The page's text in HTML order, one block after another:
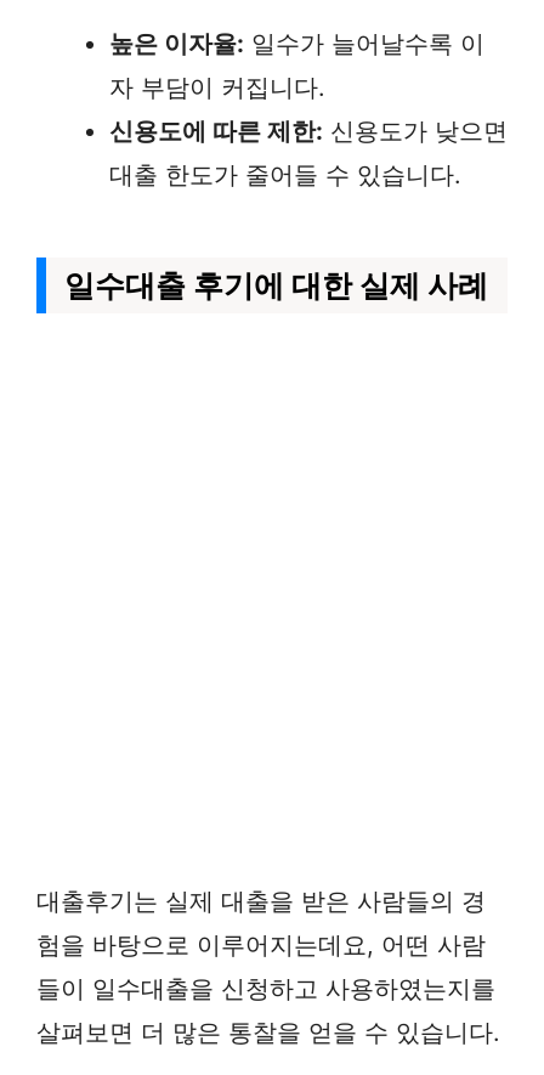
높은 이자율: 일수가 늘어날수록 이
자 부담이 커집니다.
신용도에 따른 제한: 신용도가 낮으면
대출 한도가 줄어들 수 있습니다.
일수대출 후기에 대한 실제 사례
대출후기는 실제 대출을 받은 사람들의 경
험을 바탕으로 이루어지는데요, 어떤 사람
들이 일수대출을 신청하고 사용하였는지를
살펴보면 더 많은 통찰을 얻을 수 있습니다.